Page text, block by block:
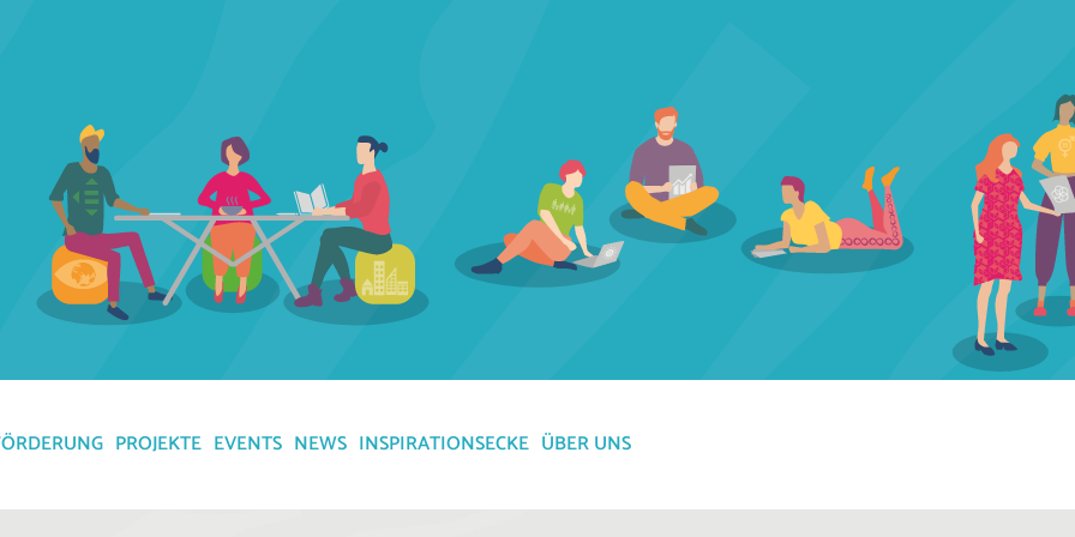
PROJEKTE EVENTS NEWS INSPIRATIONSECKE ÜBER UNS